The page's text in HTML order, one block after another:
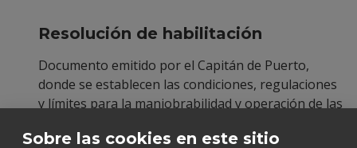
Sobre las cookies en este sitio
Resolución de habilitación
Documento emitido por el Capitán de Puerto,
donde se establecen las condiciones, regulaciones
y límites para la maniobrabilidad y operación de las
jurisdicción.